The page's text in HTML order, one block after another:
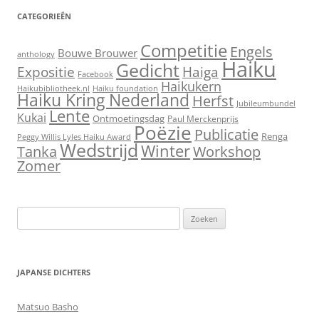
CATEGORIEËN
anthology Bouwe Brouwer Competitie Engels
Expositie Facebook Gedicht Haiga Haiku
Haikubibliotheek.nl Haiku foundation Haikukern
Haiku Kring Nederland Herfst Jubileumbundel
Kukai Lente Ontmoetingsdag Paul Merckenprijs
Peggy Willis Lyles Haiku Award Poëzie Publicatie Renga
TankaWedstrijdWinterWorkshop
Zomer
naar:
JAPANSE DICHTERS
Matsuo Basho